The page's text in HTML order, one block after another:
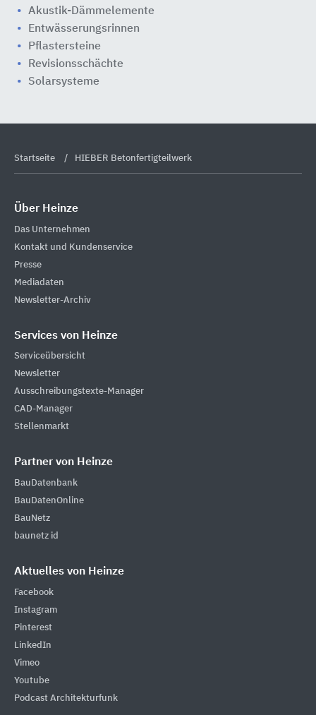
Akustik-Dämmelemente
Entwässerungsrinnen
Pflastersteine
Revisionsschächte
Solarsysteme
Startseite HIEBER Betonfertigteilwerk
Über Heinze
Das Unternehmen
Kontakt und Kundenservice
Presse
Mediadaten
Newsletter-Archiv
Services von Heinze
Serviceübersicht
Newsletter
Ausschreibungstexte-Manager
CAD-Manager
Stellenmarkt
Partner von Heinze
BauDatenbank
BauDatenOnline
BauNetz
baunetz id
Aktuelles von Heinze
Facebook
Instagram
Pinterest
LinkedIn
Vimeo
Youtube
Podcast Architekturfunk